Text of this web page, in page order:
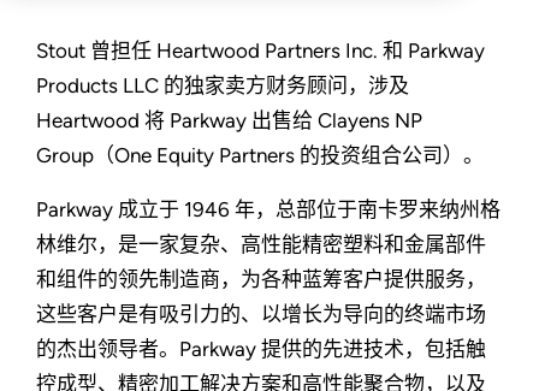
Stout 曾担任 Heartwood Partners Inc. 和 Parkway
Products LLC 的独家卖方财务顾问，涉及
Heartwood 将 Parkway 出售给 Clayens NP
Group（One Equity Partners 的投资组合公司）。
Parkway 成立于 1946 年，总部位于南卡罗来纳州格
林维尔，是一家复杂、高性能精密塑料和金属部件
和组件的领先制造商，为各种蓝筹客户提供服务，
这些客户是有吸引力的、以增长为导向的终端市场
的杰出领导者。Parkway 提供的先进技术，包括触
控成型、精密加工解决方案和高性能聚合物，以及